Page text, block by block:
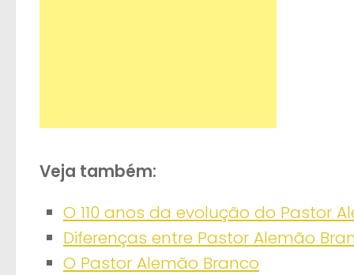
Veja também:
O 110 anos da evolução do Pastor
Diferenças entre Pastor Alemão
O Pastor Alemão Branco